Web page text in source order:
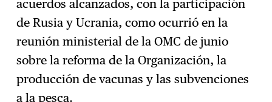
acuerdos alcanzados, con la participación
de Rusia y Ucrania, como ocurrió en la
reunión ministerial de la OMC de junio
sobre la reforma de la Organización, la
producción de vacunas y las subvenciones
a la pesca.